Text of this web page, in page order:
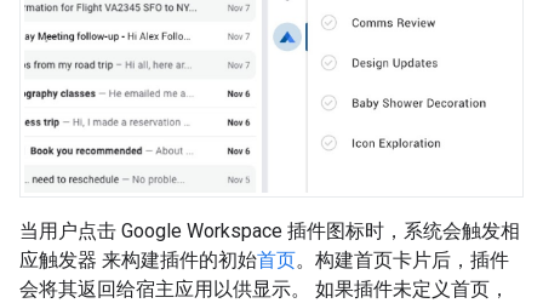
当用户点击 Google Workspace 插件图标时，系统会触发相
应触发器 来构建插件的初始首页。构建首页卡片后，插件
会将其返回给宿主应用以供显示。 如果插件未定义首页，